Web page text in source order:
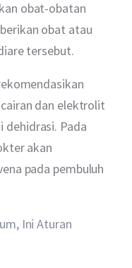
obat-obatan
obat atau
tersebut.
dan elektrolit
dehidrasi. Pada
akan
pada pembuluh
Ini Aturan